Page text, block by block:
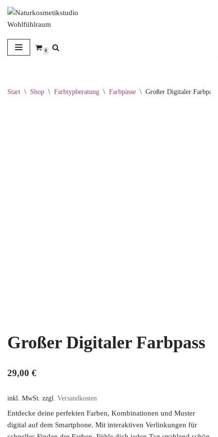
Zum
Inhalt
springen
0
Start \ Shop \ Farbtypberatung \ Farbpässe \ Großer Digitaler Farbpass
Großer Digitaler Farbpass
29,00 €
inkl. MwSt. zzgl. Versandkosten
Entdecke deine perfekten Farben, Kombinationen und Muster
digital auf dem Smartphone. Mit interaktiven Verlinkungen für